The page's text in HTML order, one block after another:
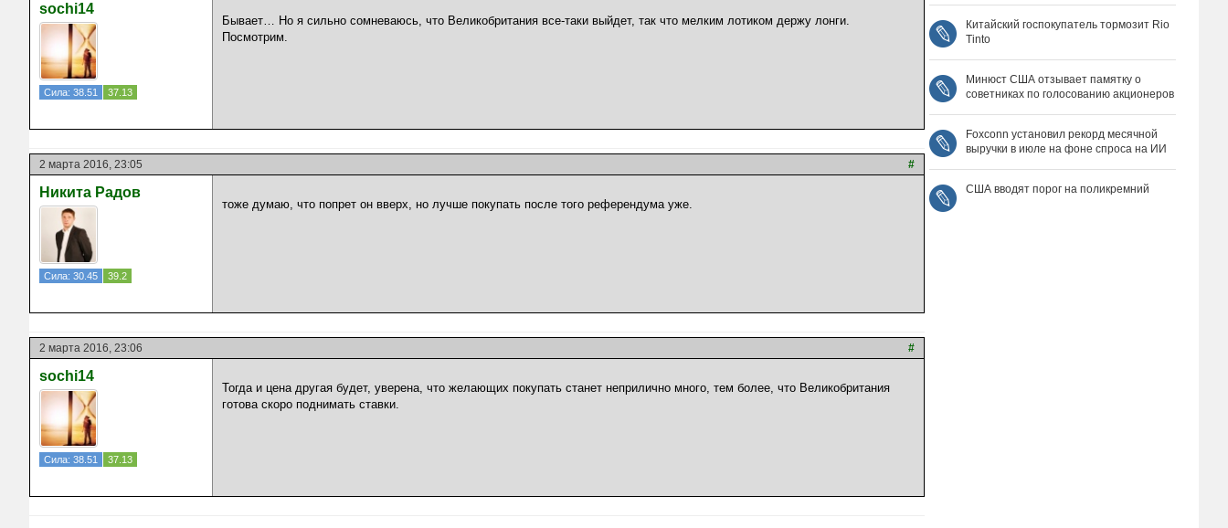
sochi14
Сила: 38.51 37.13
Бывает… Но я сильно сомневаюсь, что Великобритания все-таки выйдет, так что мелким лотиком держу лонги.
Посмотрим.
2 марта 2016, 23:05 #
Никита Радов
Сила: 30.45 39.2
тоже думаю, что попрет он вверх, но лучше покупать после того референдума уже.
2 марта 2016, 23:06 #
sochi14
Сила: 38.51 37.13
Тогда и цена другая будет, уверена, что желающих покупать станет неприлично много, тем более, что Великобритания
готова скоро поднимать ставки.
Китайский госпокупатель тормозит Rio
Tinto
Минюст США отзывает памятку о
советниках по голосованию акционеров
Foxconn установил рекорд месячной
выручки в июле на фоне спроса на ИИ
США вводят порог на поликремний